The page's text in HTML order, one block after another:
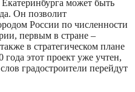
может быть
Он позволит
России по численности
первым в стране –
в стратегическом плане
года этот проект уже учтен,
градостроители перейдут